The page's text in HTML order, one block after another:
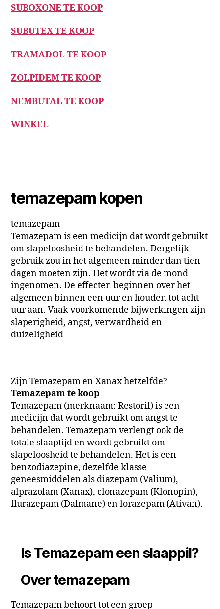
SUBOXONE TE KOOP
SUBUTEX TE KOOP
TRAMADOL TE KOOP
ZOLPIDEM TE KOOP
NEMBUTAL TE KOOP
WINKEL
temazepam kopen
temazepam
Temazepam is een medicijn dat wordt gebruikt
om slapeloosheid te behandelen. Dergelijk
gebruik zou in het algemeen minder dan tien
dagen moeten zijn. Het wordt via de mond
ingenomen. De effecten beginnen over het
algemeen binnen een uur en houden tot acht
uur aan. Vaak voorkomende bijwerkingen zijn
slaperigheid, angst, verwardheid en
duizeligheid
Zijn Temazepam en Xanax hetzelfde?
Temazepam te koop
Temazepam (merknaam: Restoril) is een
medicijn dat wordt gebruikt om angst te
behandelen. Temazepam verlengt ook de
totale slaaptijd en wordt gebruikt om
slapeloosheid te behandelen. Het is een
benzodiazepine, dezelfde klasse
geneesmiddelen als diazepam (Valium),
alprazolam (Xanax), clonazepam (Klonopin),
flurazepam (Dalmane) en lorazepam (Ativan).
Is Temazepam een ​​slaappil?
Over temazepam
Temazepam behoort tot een groep